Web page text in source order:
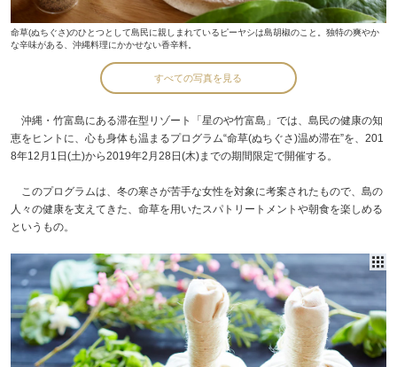
命草(ぬちぐさ)のひとつとして島民に親しまれているピーヤシは島胡椒のこと。独特の爽やか
な辛味がある、沖縄料理にかかせない香辛料。
すべての写真を見る
沖縄・竹富島にある滞在型リゾート「星のや竹富島」では、島民の健康の知
恵をヒントに、心も身体も温まるプログラム“命草(ぬちぐさ)温め滞在”を、201
8年12月1日(土)から2019年2月28日(木)までの期間限定で開催する。
このプログラムは、冬の寒さが苦手な女性を対象に考案されたもので、島の
人々の健康を支えてきた、命草を用いたスパトリートメントや朝食を楽しめる
というもの。